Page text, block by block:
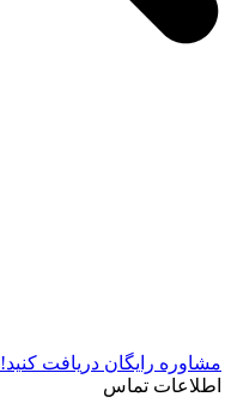
مشاوره رایگان دریافت کنید!
اطلاعات تماس